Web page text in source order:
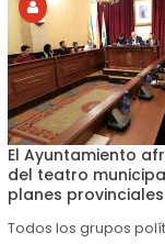
El Ayuntamiento
del teatro
planes provinciales
Todos los grupos